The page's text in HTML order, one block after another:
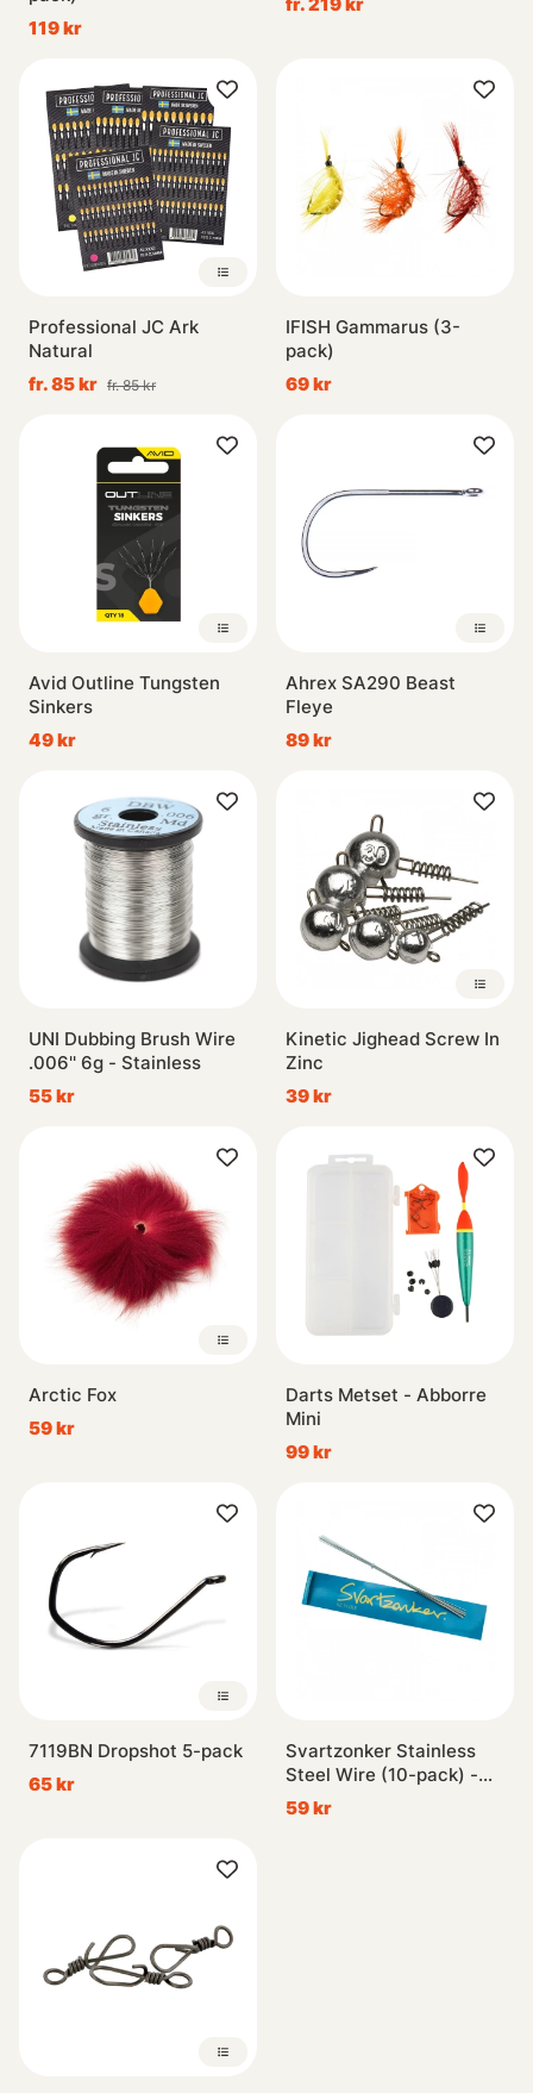
119 kr
Professional JC Ark
Natural
fr. 85 kr fr. 85 kr
IFISH Gammarus (3-
pack)
69 kr
Avid Outline Tungsten
Sinkers
49 kr
Ahrex SA290 Beast
Fleye
89 kr
UNI Dubbing Brush Wire
.006'' 6g - Stainless
55 kr
Kinetic Jighead Screw In
Zinc
39 kr
Arctic Fox
59 kr
Darts Metset - Abborre
Mini
99 kr
7119BN Dropshot 5-pack
65 kr
Svartzonker Stainless
Steel Wire (10-pack) -
1mm, 20cm
59 kr